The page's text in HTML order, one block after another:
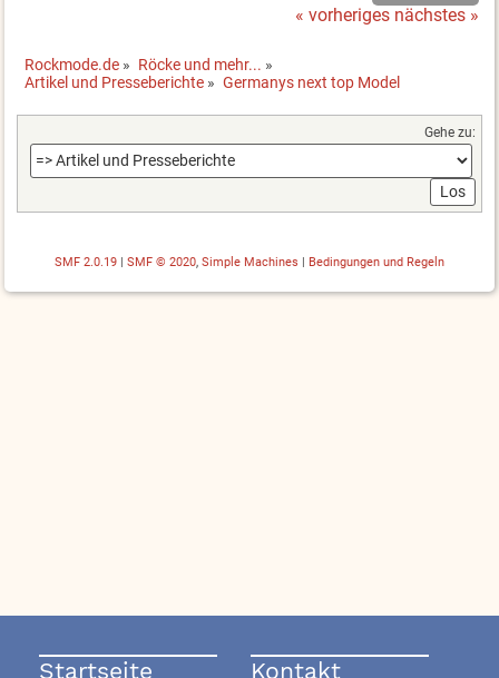
« vorheriges nächstes »
Rockmode.de » Röcke und mehr... »
Artikel und Presseberichte » Germanys next top Model
Gehe zu:
SMF 2.0.19 SMF © 2020, Simple Machines Bedingungen und Regeln
Startseite Kontakt